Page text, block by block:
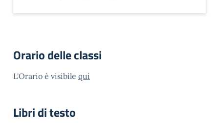
Orario delle classi
L'Orario è visibile qui
Libri di testo